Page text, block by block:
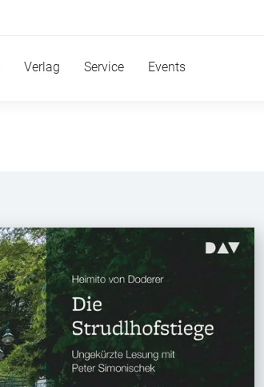
Verlag Service Events